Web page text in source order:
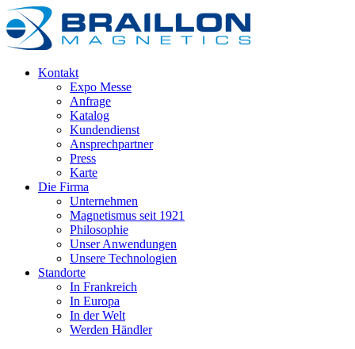
Kontakt
Expo Messe
Anfrage
Katalog
Kundendienst
Ansprechpartner
Press
Karte
Die Firma
Unternehmen
Magnetismus seit 1921
Philosophie
Unser Anwendungen
Unsere Technologien
Standorte
In Frankreich
In Europa
In der Welt
Werden Händler